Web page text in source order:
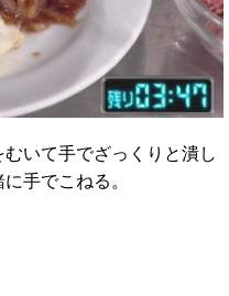
いて手でざっくりと潰し
手でこねる。